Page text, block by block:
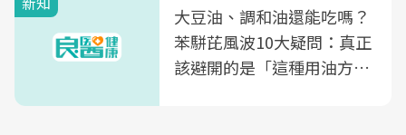
大豆油、調和油還能吃嗎？
苯駢芘風波10大疑問：真正
該避開的是「這種用油方